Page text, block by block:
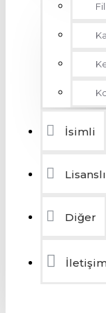
İsimli
Lisanslı
Diğer